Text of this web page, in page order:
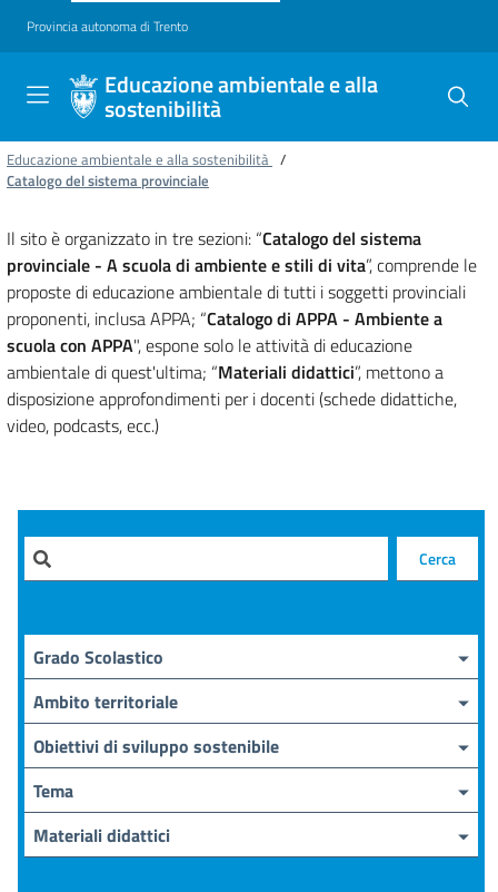
Provincia autonoma di Trento
Educazione ambientale e alla
sostenibilità
Educazione ambientale e alla sostenibilità /
Catalogo del sistema provinciale
Il sito è organizzato in tre sezioni: “Catalogo del sistema
provinciale - A scuola di ambiente e stili di vita”, comprende le
proposte di educazione ambientale di tutti i soggetti provinciali
proponenti, inclusa APPA; “Catalogo di APPA - Ambiente a
scuola con APPA", espone solo le attività di educazione
ambientale di quest'ultima; “Materiali didattici”, mettono a
disposizione approfondimenti per i docenti (schede didattiche,
video, podcasts, ecc.)
Cerca
Grado Scolastico
Ambito territoriale
Obiettivi di sviluppo sostenibile
Tema
Materiali didattici